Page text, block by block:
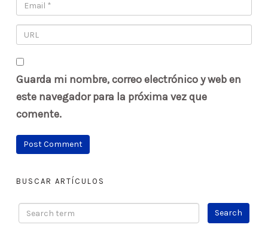
Guarda mi nombre, correo electrónico y web en
este navegador para la próxima vez que
comente.
BUSCAR ARTÍCULOS